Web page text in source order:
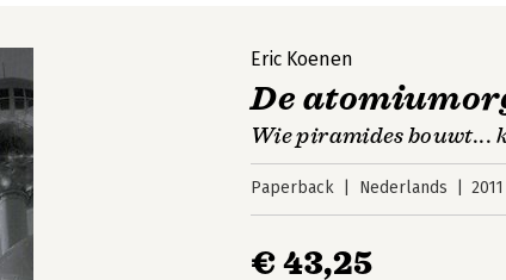
Eric Koenen
De
Wie piramides bouwt...
Paperback Nederlands 2011
€ 43,25